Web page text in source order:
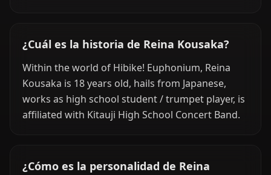
¿Cuál es la historia de Reina Kousaka?
Within the world of Hibike! Euphonium, Reina
Kousaka is 18 years old, hails from Japanese,
works as high school student / trumpet player, is
affiliated with Kitauji High School Concert Band.
¿Cómo es la personalidad de Reina